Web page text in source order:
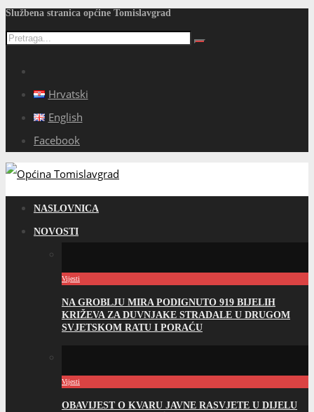
Službena stranica općine Tomislavgrad
Hrvatski
English
Facebook
NASLOVNICA
NOVOSTI
Vijesti
NA GROBLJU MIRA PODIGNUTO 919 BIJELIH
KRIŽEVA ZA DUVNJAKE STRADALE U DRUGOM
SVJETSKOM RATU I PORAĆU
Vijesti
OBAVIJEST O KVARU JAVNE RASVJETE U DIJELU